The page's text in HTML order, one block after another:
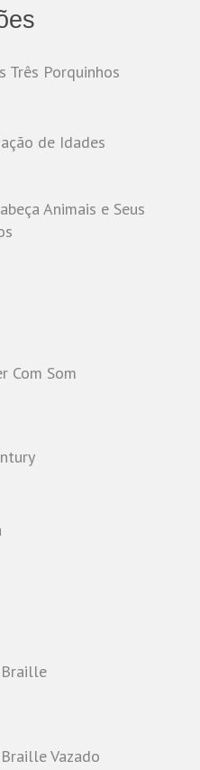
Três Porquinhos
de Idades
Animais e Seus
Com Som
Vazado